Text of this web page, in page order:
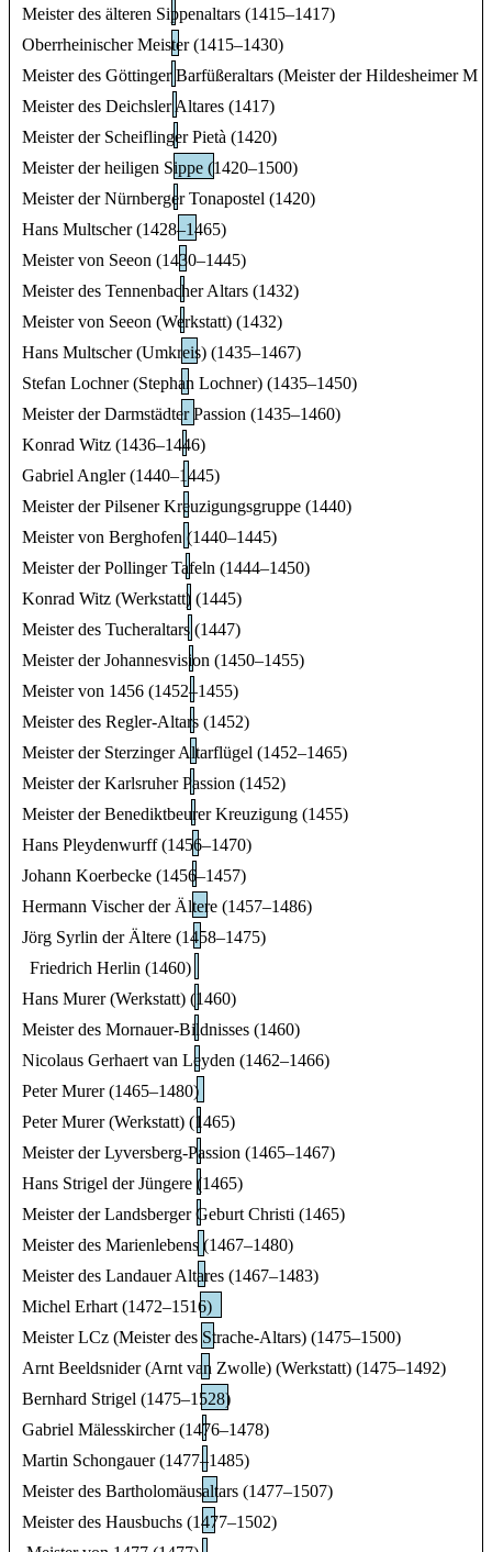
Meister des älteren Sippenaltars (1415–1417)
Oberrheinischer Meister (1415–1430)
Meister des Göttinger Barfüßeraltars (Meister der Hildesheimer
Meister des Deichsler Altares (1417)
Meister der Scheiflinger Pietà (1420)
Meister der heiligen Sippe (1420–1500)
Meister der Nürnberger Tonapostel (1420)
Hans Multscher (1428–1465)
Meister von Seeon (1430–1445)
Meister des Tennenbacher Altars (1432)
Meister von Seeon (Werkstatt) (1432)
Hans Multscher (Umkreis) (1435–1467)
Stefan Lochner (Stephan Lochner) (1435–1450)
Meister der Darmstädter Passion (1435–1460)
Konrad Witz (1436–1446)
Gabriel Angler (1440–1445)
Meister der Pilsener Kreuzigungsgruppe (1440)
Meister von Berghofen (1440–1445)
Meister der Pollinger Tafeln (1444–1450)
Konrad Witz (Werkstatt) (1445)
Meister des Tucheraltars (1447)
Meister der Johannesvision (1450–1455)
Meister von 1456 (1452–1455)
Meister des Regler-Altars (1452)
Meister der Sterzinger Altarflügel (1452–1465)
Meister der Karlsruher Passion (1452)
Meister der Benediktbeurer Kreuzigung (1455)
Hans Pleydenwurff (1456–1470)
Johann Koerbecke (1456–1457)
Hermann Vischer der Ältere (1457–1486)
Jörg Syrlin der Ältere (1458–1475)
Friedrich Herlin (1460)
Hans Murer (Werkstatt) (1460)
Meister des Mornauer-Bildnisses (1460)
Nicolaus Gerhaert van Leyden (1462–1466)
Peter Murer (1465–1480)
Peter Murer (Werkstatt) (1465)
Meister der Lyversberg-Passion (1465–1467)
Hans Strigel der Jüngere (1465)
Meister der Landsberger Geburt Christi (1465)
Meister des Marienlebens (1467–1480)
Meister des Landauer Altares (1467–1483)
Michel Erhart (1472–1516)
Meister LCz (Meister des Strache-Altars) (1475–1500)
Arnt Beeldsnider (Arnt van Zwolle) (Werkstatt) (1475–1492)
Bernhard Strigel (1475–1528)
Gabriel Mälesskircher (1476–1478)
Martin Schongauer (1477–1485)
Meister des Bartholomäusaltars (1477–1507)
Meister des Hausbuchs (1477–1502)